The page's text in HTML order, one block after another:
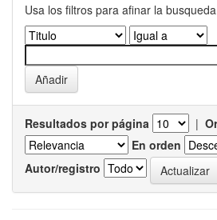
Usa los filtros para afinar la
Resultados por página |
En orden
Autor/registro